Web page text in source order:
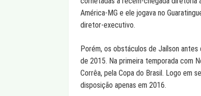
América-MG e ele jogava no
diretor-executivo.
Porém, os obstáculos de Jaílson antes
de 2015. Na primeira temporada com
Corrêa, pela Copa do Brasil. Logo em
disposição apenas em 2016.